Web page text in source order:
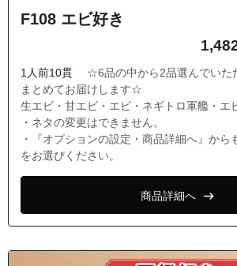
F108 エビ好き
1人前10貫
☆6品の中から2品選んでいた
まとめてお届けします☆
生エビ・甘エビ・エビ・ネギトロ軍艦・エ
・ネタの変更はできません。
・『オプションの設定・商品詳細へ』から
をお選びください。
商品詳細へ